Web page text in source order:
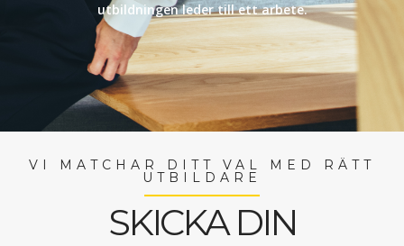
utbildningen leder till ett arbete.
VI MATCHAR DITT VAL MED RÄTT
UTBILDARE
SKICKA DIN